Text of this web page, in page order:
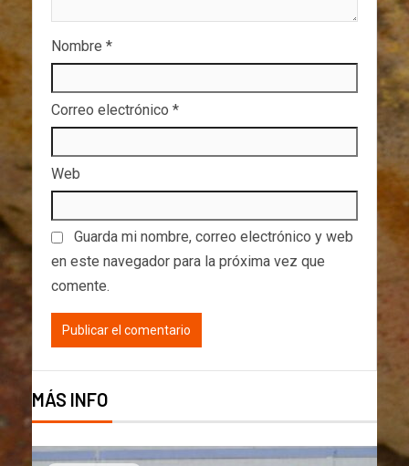
Nombre *
Correo electrónico *
Web
Guarda mi nombre, correo electrónico y web
en este navegador para la próxima vez que
comente.
MÁS INFO